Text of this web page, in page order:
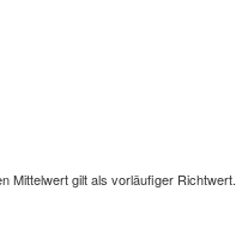
Mittelwert gilt als vorläufiger Richtwert.